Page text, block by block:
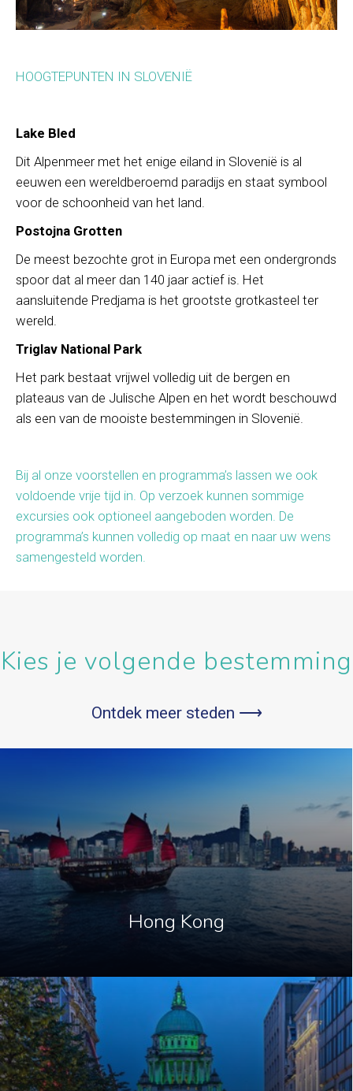
HOOGTEPUNTEN IN SLOVENIË
Lake Bled
Dit Alpenmeer met het enige eiland in Slovenië is al
eeuwen een wereldberoemd paradijs en staat symbool
voor de schoonheid van het land.
Postojna Grotten
De meest bezochte grot in Europa met een ondergronds
spoor dat al meer dan 140 jaar actief is. Het
aansluitende Predjama is het grootste grotkasteel ter
wereld.
Triglav National Park
Het park bestaat vrijwel volledig uit de bergen en
plateaus van de Julische Alpen en het wordt beschouwd
als een van de mooiste bestemmingen in Slovenië.
Bij al onze voorstellen en programma’s lassen we ook
voldoende vrije tijd in. Op verzoek kunnen sommige
excursies ook optioneel aangeboden worden. De
programma’s kunnen volledig op maat en naar uw wens
samengesteld worden.
Kies je volgende bestemming
Ontdek meer steden ⟶
Hong Kong